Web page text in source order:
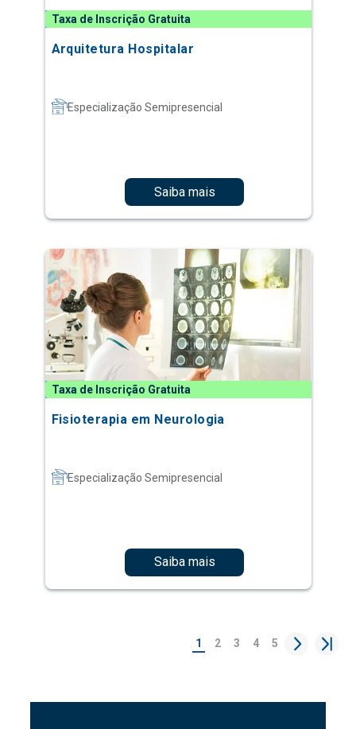
Taxa de Inscrição Gratuita
Arquitetura Hospitalar
Especialização Semipresencial
Saiba mais
Taxa de Inscrição Gratuita
Fisioterapia em Neurologia
Especialização Semipresencial
Saiba mais
1 2 3 4 5